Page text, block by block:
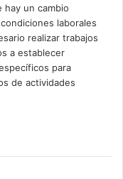
hay un cambio
laborales
realizar trabajos
a establecer
para
de actividades